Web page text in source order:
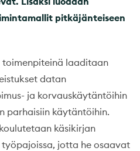
pitkäjänteiseen
toimenpiteinä laaditaan
datan
ja korvauskäytäntöihin
parhaisiin käytäntöihin.
käsikirjan
jotta he osaavat